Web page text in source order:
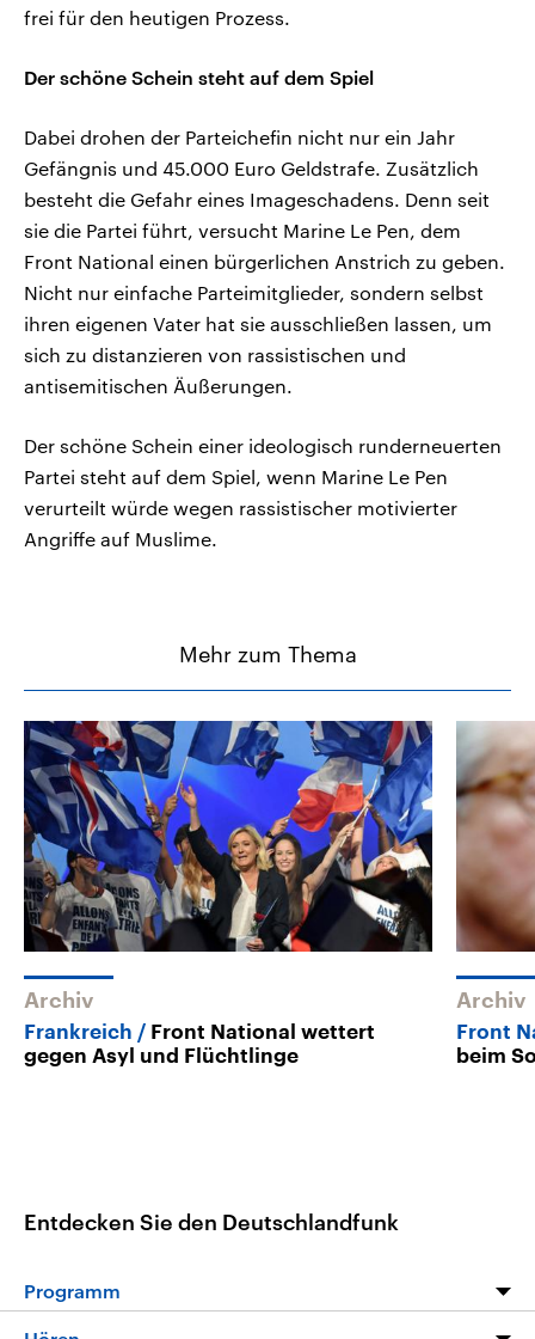
frei für den heutigen Prozess.
Der schöne Schein steht auf dem Spiel
Dabei drohen der Parteichefin nicht nur ein Jahr
Gefängnis und 45.000 Euro Geldstrafe. Zusätzlich
besteht die Gefahr eines Imageschadens. Denn seit
sie die Partei führt, versucht Marine Le Pen, dem
Front National einen bürgerlichen Anstrich zu geben.
Nicht nur einfache Parteimitglieder, sondern selbst
ihren eigenen Vater hat sie ausschließen lassen, um
sich zu distanzieren von rassistischen und
antisemitischen Äußerungen.
Der schöne Schein einer ideologisch runderneuerten
Partei steht auf dem Spiel, wenn Marine Le Pen
verurteilt würde wegen rassistischer motivierter
Angriffe auf Muslime.
Mehr zum Thema
Archiv
Frankreich
Front National wettert
gegen Asyl und Flüchtlinge
Archiv
Front
beim
Entdecken Sie den Deutschlandfunk
Programm
Programm